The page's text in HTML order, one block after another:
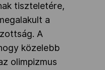
tiszteletére,
a
A
közelebb
olimpizmus